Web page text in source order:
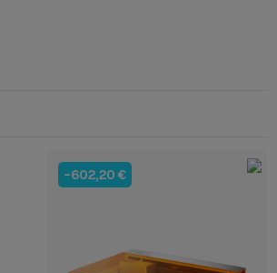
-602,20 €